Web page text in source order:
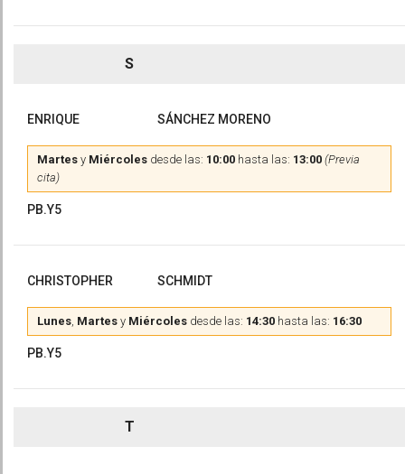
S
ENRIQUE SÁNCHEZ MORENO
Martes y Miércoles desde las: 10:00 hasta las: 13:00 (Previa
cita)
PB.Y5
CHRISTOPHER SCHMIDT
Lunes, Martes y Miércoles desde las: 14:30 hasta las: 16:30
PB.Y5
T